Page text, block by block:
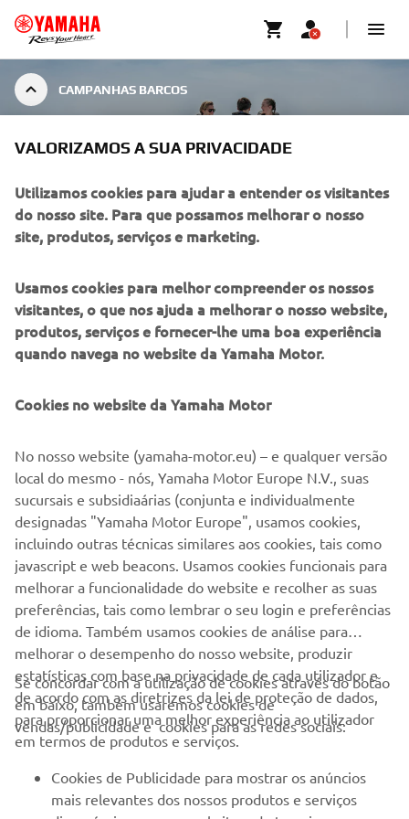
CAMPANHAS BARCOS
YAM
Nenhuma oferta encontrada
EMPRESA
PARA EMPRESAS
MAIS YAMAHA
SERVIÇO E SUPORTE
NEWSLETTER
Seja o primeiro a saber das últimas ofertas, eventos especiais,
novos lançamentos e muito mais
VALORIZAMOS A SUA PRIVACIDADE
Utilizamos cookies para ajudar a entender os visitantes
do nosso site. Para que possamos melhorar o nosso
site, produtos, serviços e marketing.
Usamos cookies para melhor compreender os nossos
visitantes, o que nos ajuda a melhorar o nosso website,
produtos, serviços e fornecer-lhe uma boa experiência
quando navega no website da Yamaha Motor.
Cookies no website da Yamaha Motor
No nosso website (yamaha-motor.eu) – e qualquer versão
local do mesmo - nós, Yamaha Motor Europe N.V., suas
sucursais e subsidiaárias (conjunta e individualmente
designadas "Yamaha Motor Europe", usamos cookies,
incluindo outras técnicas similares aos cookies, tais como
javascript e web beacons. Usamos cookies funcionais para
melhorar a funcionalidade do website e recolher as suas
preferências, tais como lembrar o seu login e preferências
de idioma. Também usamos cookies de análise para
melhorar o desempenho do nosso website, produzir
estatísticas com base na privacidade de cada utilizador e
de acordo com as diretrizes da lei de proteção de dados,
para proporcionar uma melhor experiência ao utilizador
em termos de produtos e serviços.
Se concordar com a utilização de cookies através do botão
em baixo, também usaremos cookies de
vendas/publicidade e cookies para as redes sociais:
Cookies de Publicidade para mostrar os anúncios
mais relevantes dos nossos produtos e serviços